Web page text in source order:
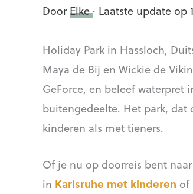
DoorElke· Laatste update op
Holiday Park in Hassloch,
Maya de Bij en Wickie de
GeForce, en beleef waterpret
buitengedeelte. Het park, dat
kinderen als met tieners.
Of je nu op doorreis bent
in Karlsruhe met kinderen of